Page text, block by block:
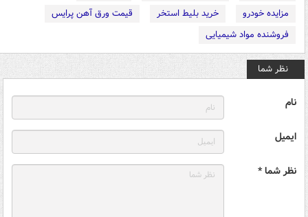
مزایده خودرو
خرید بلیط استخر
قیمت ورق آهن پرایس
فروشنده مواد شیمیایی
نظر شما
نام
ایمیل
نظر شما *